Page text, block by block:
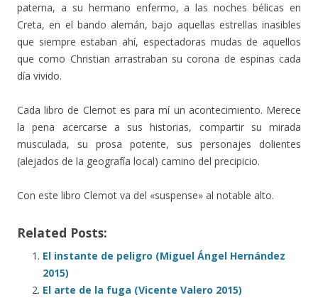
paterna, a su hermano enfermo, a las noches bélicas en
Creta, en el bando alemán, bajo aquellas estrellas inasibles
que siempre estaban ahí, espectadoras mudas de aquellos
que como Christian arrastraban su corona de espinas cada
día vivido.
Cada libro de Clemot es para mí un acontecimiento. Merece
la pena acercarse a sus historias, compartir su mirada
musculada, su prosa potente, sus personajes dolientes
(alejados de la geografía local) camino del precipicio.
Con este libro Clemot va del «suspense» al notable alto.
Related Posts:
El instante de peligro (Miguel Ángel Hernández
2015)
El arte de la fuga (Vicente Valero 2015)